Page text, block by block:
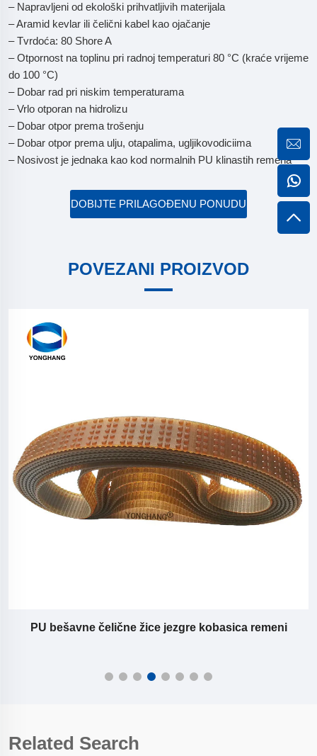
– Napravljeni od ekološki prihvatljivih materijala
– Aramid kevlar ili čelični kabel kao ojačanje
– Tvrdoća: 80 Shore A
– Otpornost na toplinu pri radnoj temperaturi 80 °C (kraće vrijeme
do 100 °C)
– Dobar rad pri niskim temperaturama
– Vrlo otporan na hidrolizu
– Dobar otpor prema trošenju
– Dobar otpor prema ulju, otapalima, ugljikovodiciima
– Nosivost je jednaka kao kod normalnih PU klinastih remena
DOBIJTE PRILAGOĐENU PONUDU
POVEZANI PROIZVOD
PU bešavne čelične žice jezgre kobasica remeni
Related Search